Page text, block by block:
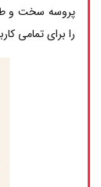
پروسه سخت و
را برای تمامی